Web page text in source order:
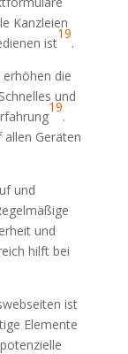
Kanzleien
ist
19
.
die
und
19
.
Geräten
und
und
hilft bei
ist
Elemente